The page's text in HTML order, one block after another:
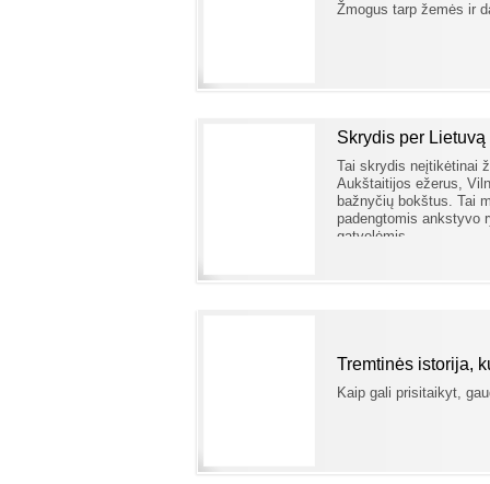
Žmogus tarp žemės ir
Skrydis per
Tai skrydis neįtikėtinai
Aukštaitijos ežerus,
bažnyčių bokštus. Tai
padengtomis ankstyvo
gatvelėmis.
Tremtinės istorija,
Kaip gali prisitaikyt,